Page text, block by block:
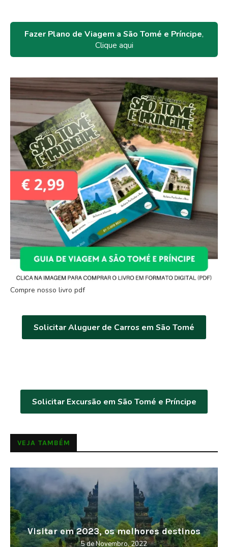
Fazer Plano de Viagem a São Tomé e Príncipe,
Clique aqui
Compre nosso livro pdf
Solicitar Aluguer de Carros em São Tomé
Solicitar Excursão em São Tomé e Príncipe
VEJA TAMBÉM
Cabo Verde – Terra da Morabeza
27 de Outubro, 2022